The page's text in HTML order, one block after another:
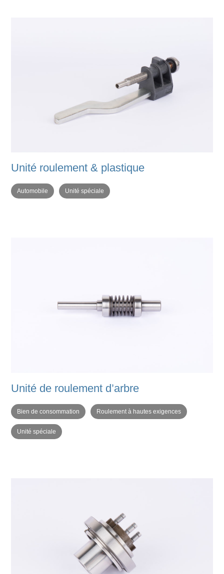
Unité roulement & plastique
Automobile Unité spéciale
Unité de roulement d’arbre
Bien de consommation Roulement à hautes exigences
Unité spéciale